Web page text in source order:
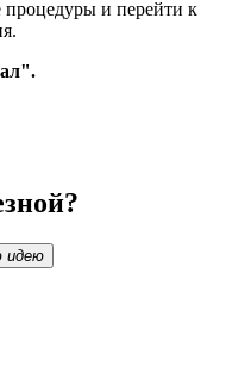
и перейти к
идею